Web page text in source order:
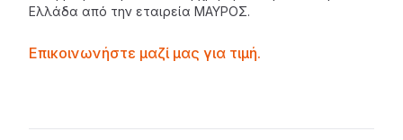
Ελλάδα από την εταιρεία ΜΑΥΡΟΣ.
Contactprice
Επικοινωνήστε μαζί μας για τιμή.